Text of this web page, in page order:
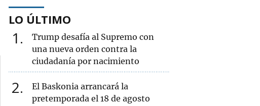
LO ÚLTIMO
1
Trump desafía al Supremo con
una nueva orden contra la
ciudadanía por nacimiento
2
El Baskonia arrancará la
pretemporada el 18 de agosto